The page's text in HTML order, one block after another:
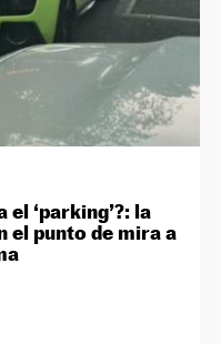
el ‘parking’?: la
el punto de mira a